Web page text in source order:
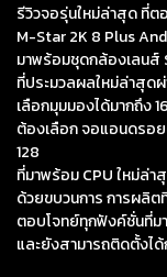
รีวิวจอรุ่นใหม่ล่าสุด ที่ต
M-Star 2K 8 Plus
มาพร้อมชุดกล้องเลนส์
ที่ประมวลผลใหม่ล่าสุด
เลือกมุมมองได้มากถึง
ต้องเลือก จอแอนดรอย
128
ที่มาพร้อม CPU ใหม่ล่า
ด้วยขบวนการ การผลิ
ตอบโจทย์ทุกฟังค์ชั่นที่ม
และยังสามารถติดตั้งไ